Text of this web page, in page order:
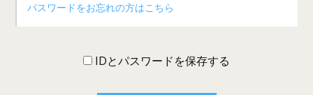
パスワードをお忘れの方はこちら
IDとパスワードを保存する